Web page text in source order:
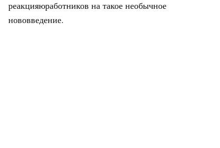
реакцияюработников на такое необычное
нововведение.